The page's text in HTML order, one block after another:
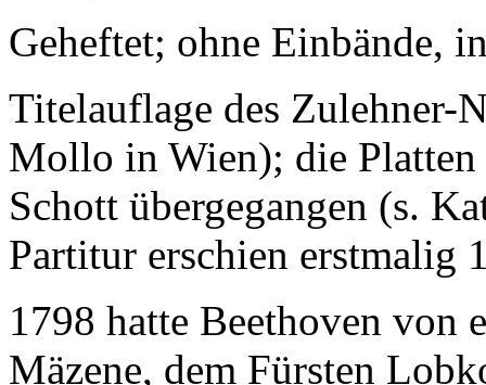
Geheftet; ohne Einbände,
Titelauflage des Zulehner-
Mollo in Wien); die Platten
Schott übergegangen (s.
Partitur erschien erstmalig
1798 hatte Beethoven von
Mäzene, dem Fürsten